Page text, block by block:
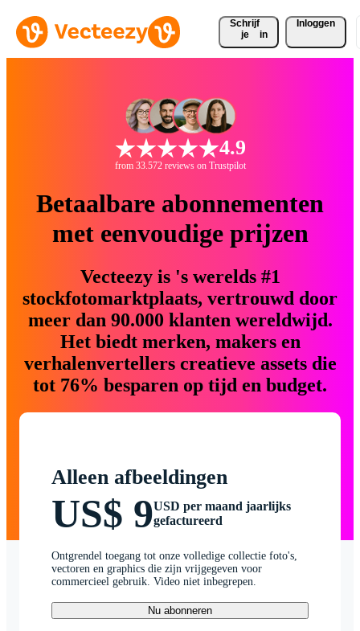
Schrijf
je
in
Inloggen
4.9
from 33.572 reviews on Trustpilot
Betaalbare abonnementen
met eenvoudige prijzen
Vecteezy is 's werelds #1
stockfotomarktplaats, vertrouwd door
meer dan 90.000 klanten wereldwijd.
Het biedt merken, makers en
verhalenvertellers creatieve assets die
tot 76% besparen op tijd en budget.
Alleen afbeeldingen
US$ 9USD per maand jaarlijks
gefactureerd
Ontgrendel toegang tot onze volledige collectie foto's,
vectoren en graphics die zijn vrijgegeven voor
commercieel gebruik. Video niet inbegrepen.
Nu abonneren